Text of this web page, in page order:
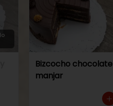
Bizcocho chocolate
manjar